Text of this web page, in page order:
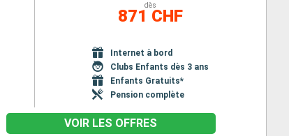
dès
871 CHF
Internet à bord
Clubs Enfants dès 3 ans
Enfants Gratuits*
Pension complète
VOIR LES OFFRES